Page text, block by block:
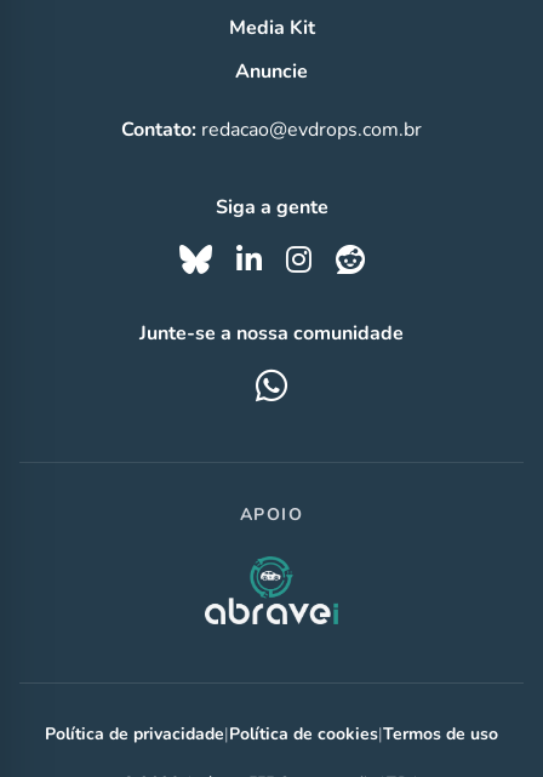
Media Kit
Anuncie
Contato: redacao@evdrops.com.br
Siga a gente
Junte-se a nossa comunidade
APOIO
Política de privacidade|Política de cookies|Termos de uso